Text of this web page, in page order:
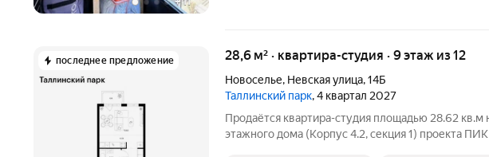
последнее предложение 28,6 м² · квартира-студия · 9 этаж из 12
Новоселье, Невская улица,14Б
Таллинский парк, 4 квартал 2027
Продаётся квартира-студия площадью 28.62 кв.м
этажного дома (Корпус 4.2, секция 1) проекта